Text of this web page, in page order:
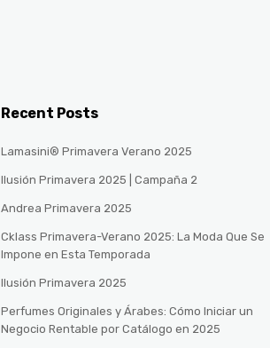
Recent Posts
Lamasini® Primavera Verano 2025
Ilusión Primavera 2025 | Campaña 2
Andrea Primavera 2025
Cklass Primavera-Verano 2025: La Moda Que Se
Impone en Esta Temporada
Ilusión Primavera 2025
Perfumes Originales y Árabes: Cómo Iniciar un
Negocio Rentable por Catálogo en 2025